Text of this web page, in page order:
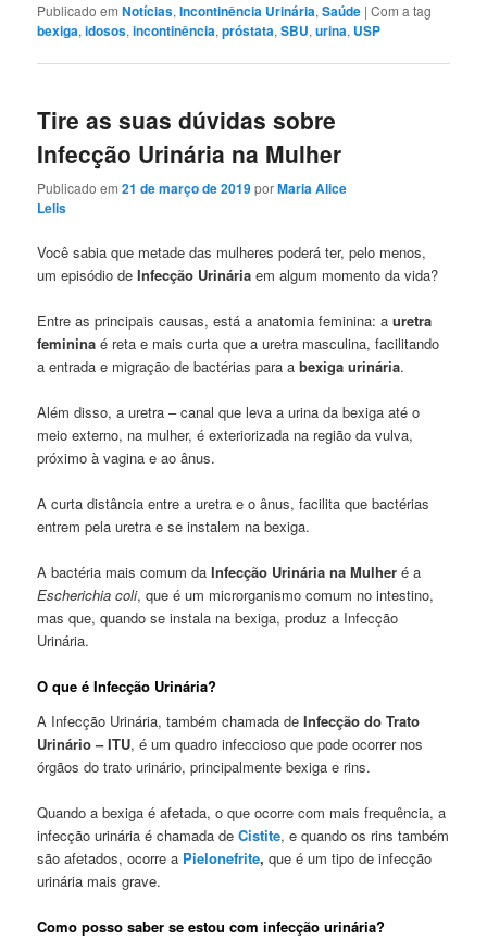
Publicado em Notícias,Incontinência Urinária,Saúde |Com a tag
bexiga,idosos,incontinência,próstata,SBU,urina, USP
Tire as suas dúvidas sobre
Infecção Urinária na Mulher
Publicado em21 de março de 2019porMaria Alice
Lelis
Você sabia que metade das mulheres poderá ter, pelo menos,
um episódio deInfecção Urinária em algum momento da vida?
Entre as principais causas, está a anatomia feminina: auretra
feminina é reta e mais curta que a uretra masculina, facilitando
a entrada e migração de bactérias para abexiga urinária.
Além disso, a uretra – canal que leva a urina da bexiga até o
meio externo, na mulher, é exteriorizada na região da vulva,
próximo à vagina e ao ânus.
A curta distância entre a uretra e o ânus, facilita que bactérias
entrem pela uretra e se instalem na bexiga.
A bactéria mais comum daInfecção Urinária na Mulher é a
Escherichia coli, que é um microrganismo comum no intestino,
mas que, quando se instala na bexiga, produz a Infecção
Urinária.
O que é Infecção Urinária?
A Infecção Urinária, também chamada deInfecção do Trato
Urinário – ITU, é um quadro infeccioso que pode ocorrer nos
órgãos do trato urinário, principalmente bexiga e rins.
Quando a bexiga é afetada, o que ocorre com mais frequência, a
infecção urinária é chamada deCistite, e quando os rins também
são afetados, ocorre a Pielonefrite,que é um tipo de infecção
urinária mais grave.
Como posso saber se estou com infecção urinária?